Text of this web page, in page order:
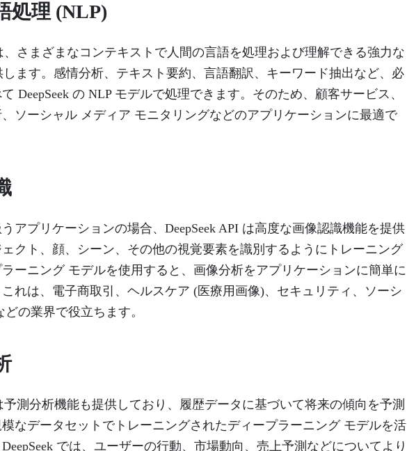
処理 (NLP)
、さまざまなコンテキストで人間の言語を処理および理解できる強力な
します。感情分析、テキスト要約、言語翻訳、キーワード抽出など、必
DeepSeek の NLP モデルで処理できます。そのため、顧客サービス、
ソーシャル メディア モニタリングなどのアプリケーションに最適で
アプリケーションの場合、DeepSeek API は高度な画像認識機能を提供
ェクト、顔、シーン、その他の視覚要素を識別するようにトレーニング
ーニング モデルを使用すると、画像分析をアプリケーションに簡単に
れは、電子商取引、ヘルスケア (医療用画像)、セキュリティ、ソーシ
の業界で役立ちます。
予測分析機能も提供しており、履歴データに基づいて将来の傾向を予測
なデータセットでトレーニングされたディープラーニング モデルを活
では、ユーザーの行動、市場動向、売上予測などについてより